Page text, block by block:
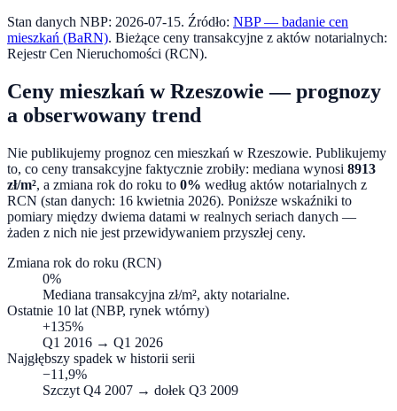
Stan danych NBP: 2026-07-15. Źródło: NBP — badanie cen
mieszkań (BaRN). Bieżące ceny transakcyjne z aktów notarialnych:
Rejestr Cen Nieruchomości (RCN).
Ceny mieszkań wRzeszowie — prognozy
a obserwowany trend
Nie publikujemy prognoz cen mieszkań w Rzeszowie. Publikujemy
to, co ceny transakcyjne faktycznie zrobiły: mediana wynosi 8913
zł/m², a zmiana rok do roku to 0% według aktów notarialnych z
RCN (stan danych: 16 kwietnia 2026). Poniższe wskaźniki to
pomiary między dwiema datami w realnych seriach danych —
żaden z nich nie jest przewidywaniem przyszłej ceny.
Zmiana rok do roku (RCN)
0%
Mediana transakcyjna zł/m², akty notarialne.
Ostatnie 10 lat (NBP, rynek wtórny)
+135%
Q1 2016 → Q1 2026
Najgłębszy spadek w historii serii
−11,9%
Szczyt Q4 2007 → dołek Q3 2009